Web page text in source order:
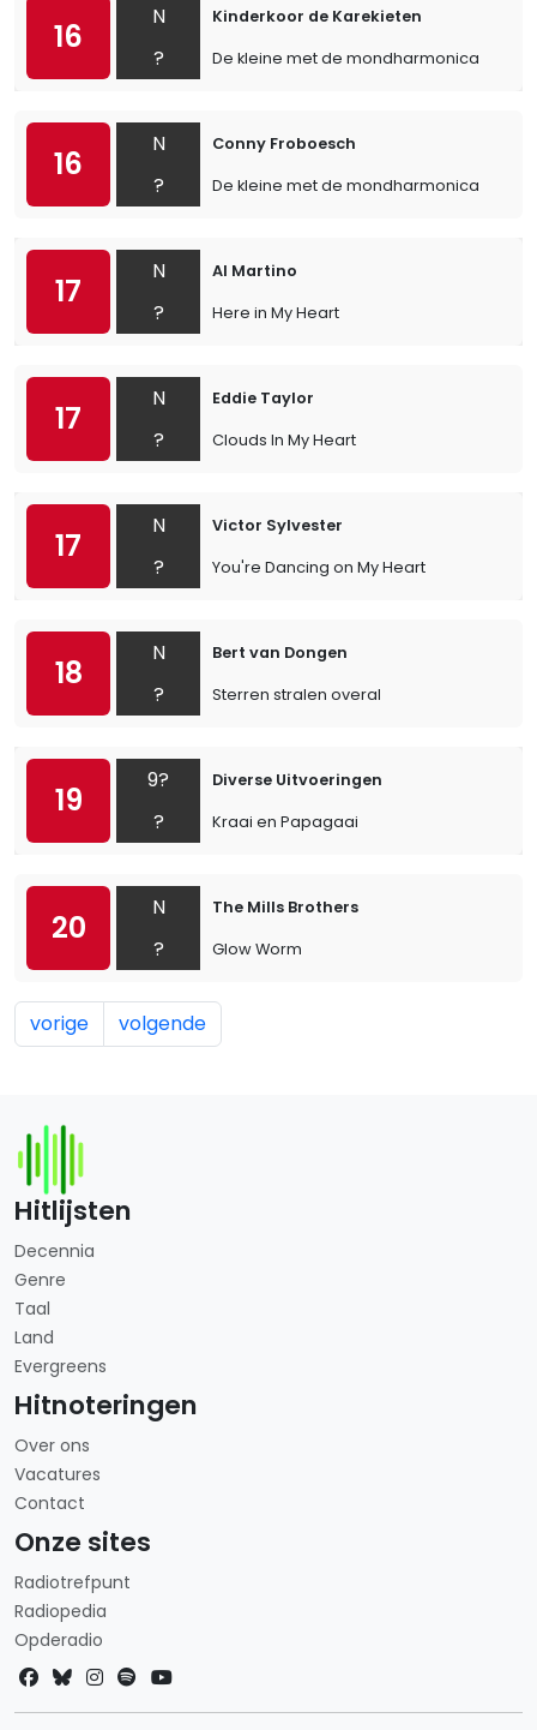
16
N
?
Kinderkoor de Karekieten
De kleine met de mondharmonica
16
N
?
Conny Froboesch
De kleine met de mondharmonica
17
N
?
Al Martino
Here in My Heart
17
N
?
Eddie Taylor
Clouds In My Heart
17
N
?
Victor Sylvester
You're Dancing on My Heart
18
N
?
Bert van Dongen
Sterren stralen overal
19
9?
?
Diverse Uitvoeringen
Kraai en Papagaai
20
N
?
The Mills Brothers
Glow Worm
vorige volgende
Hitlijsten
Decennia
Genre
Taal
Land
Evergreens
Hitnoteringen
Over ons
Vacatures
Contact
Onze sites
Radiotrefpunt
Radiopedia
Opderadio